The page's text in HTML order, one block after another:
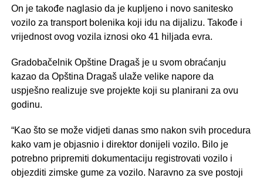
On je takođe naglasio da je kupljeno i novo sanitesko
vozilo za transport bolenika koji idu na dijalizu. Takođe i
vrijednost ovog vozila iznosi oko 41 hiljada evra.
Gradobačelnik Opštine Dragaš je u svom obraćanju
kazao da Opština Dragaš ulaže velike napore da
uspješno realizuje sve projekte koji su planirani za ovu
godinu.
“Kao što se može vidjeti danas smo nakon svih procedura
kako vam je objasnio i direktor donijeli vozilo. Bilo je
potrebno pripremiti dokumentaciju registrovati vozilo i
objezditi zimske gume za vozilo. Naravno za sve postoji